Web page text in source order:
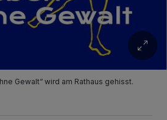
Gewalt“ wird am Rathaus gehisst.